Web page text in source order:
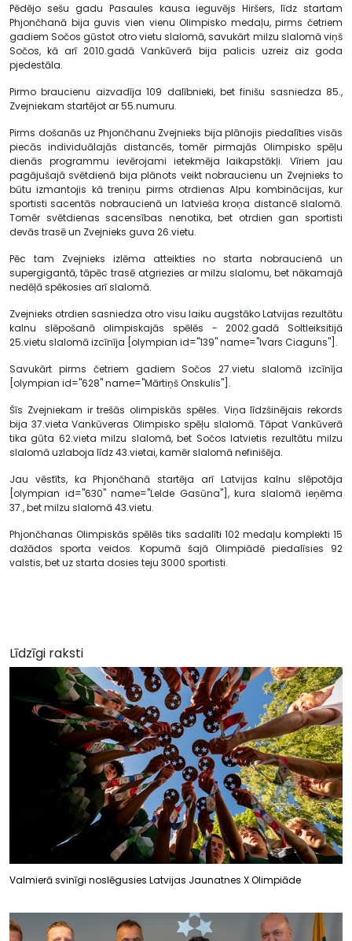
Pēdējo sešu gadu Pasaules kausa ieguvējs Hiršers, līdz startam
Phjončhanā bija guvis vien vienu Olimpisko medaļu, pirms četriem
gadiem Sočos gūstot otro vietu slalomā, savukārt milzu slalomā viņš
Sočos, kā arī 2010.gadā Vankūverā bija palicis uzreiz aiz goda
pjedestāla.
Pirmo braucienu aizvadīja 109 dalībnieki, bet finišu sasniedza 85.,
Zvejniekam startējot ar 55.numuru.
Pirms došanās uz Phjončhanu Zvejnieks bija plānojis piedalīties visās
piecās individuālajās distancēs, tomēr pirmajās Olimpisko spēļu
dienās programmu ievērojami ietekmēja laikapstākļi. Vīriem jau
pagājušajā svētdienā bija plānots veikt nobraucienu un Zvejnieks to
būtu izmantojis kā treniņu pirms otrdienas Alpu kombinācijas, kur
sportisti sacentās nobraucienā un latvieša kroņa distancē slalomā.
Tomēr svētdienas sacensības nenotika, bet otrdien gan sportisti
devās trasē un Zvejnieks guva 26.vietu.
Pēc tam Zvejnieks izlēma atteikties no starta nobraucienā un
supergigantā, tāpēc trasē atgriezies ar milzu slalomu, bet nākamajā
nedēļā spēkosies arī slalomā.
Zvejnieks otrdien sasniedza otro visu laiku augstāko Latvijas rezultātu
kalnu slēpošanā olimpiskajās spēlēs - 2002.gadā Soltleiksitijā
25.vietu slalomā izcīnīja [olympian id="139" name="Ivars Ciaguns"].
Savukārt pirms četriem gadiem Sočos 27.vietu slalomā izcīnīja
[olympian id="628" name="Mārtiņš Onskulis"].
Šīs Zvejniekam ir trešās olimpiskās spēles. Viņa līdzšinējais rekords
bija 37.vieta Vankūveras Olimpisko spēļu slalomā. Tāpat Vankūverā
tika gūta 62.vieta milzu slalomā, bet Sočos latvietis rezultātu milzu
slalomā uzlaboja līdz 43.vietai, kamēr slalomā nefinišēja.
Jau vēstīts, ka Phjončhanā startēja arī Latvijas kalnu slēpotāja
[olympian id="630" name="Lelde Gasūna"], kura slalomā ieņēma
37., bet milzu slalomā 43.vietu.
Phjončhanas Olimpiskās spēlēs tiks sadalīti 102 medaļu komplekti 15
dažādos sporta veidos. Kopumā šajā Olimpiādē piedalīsies 92
valstis, bet uz starta dosies teju 3000 sportisti.
Līdzīgi raksti
Valmierā svinīgi noslēgusies Latvijas Jaunatnes X Olimpiāde